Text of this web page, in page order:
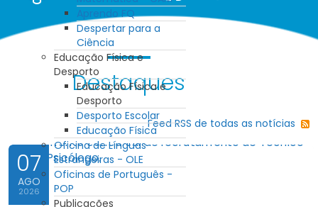
Aprendo FQ
Despertar para a
Ciência
Educação Física e
Desporto
Educação Física e
Desporto
Desporto Escolar
Educação Física
Oficina de Línguas
Estrangeiras - OLE
Oficinas de Português -
POP
Publicações
Destaques
Feed RSS de todas as notícias
07
AGO
2026